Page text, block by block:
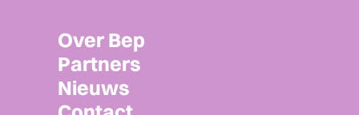
Over Bep
Partners
Nieuws